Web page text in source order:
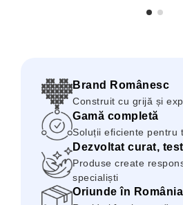
Brand Românesc
Construit cu grijă și
Gamă completă
Soluții eficiente pentru
Dezvoltat curat,
Produse create
specialiști
Oriunde în România